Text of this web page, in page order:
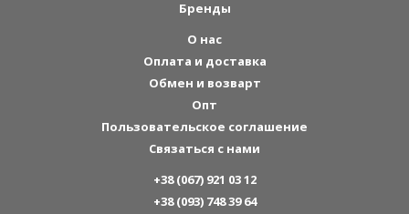
Бренды
О нас
Оплата и доставка
Обмен и возварт
Опт
Пользовательское соглашение
Связаться с нами
+38 (067) 921 03 12
+38 (093) 748 39 64